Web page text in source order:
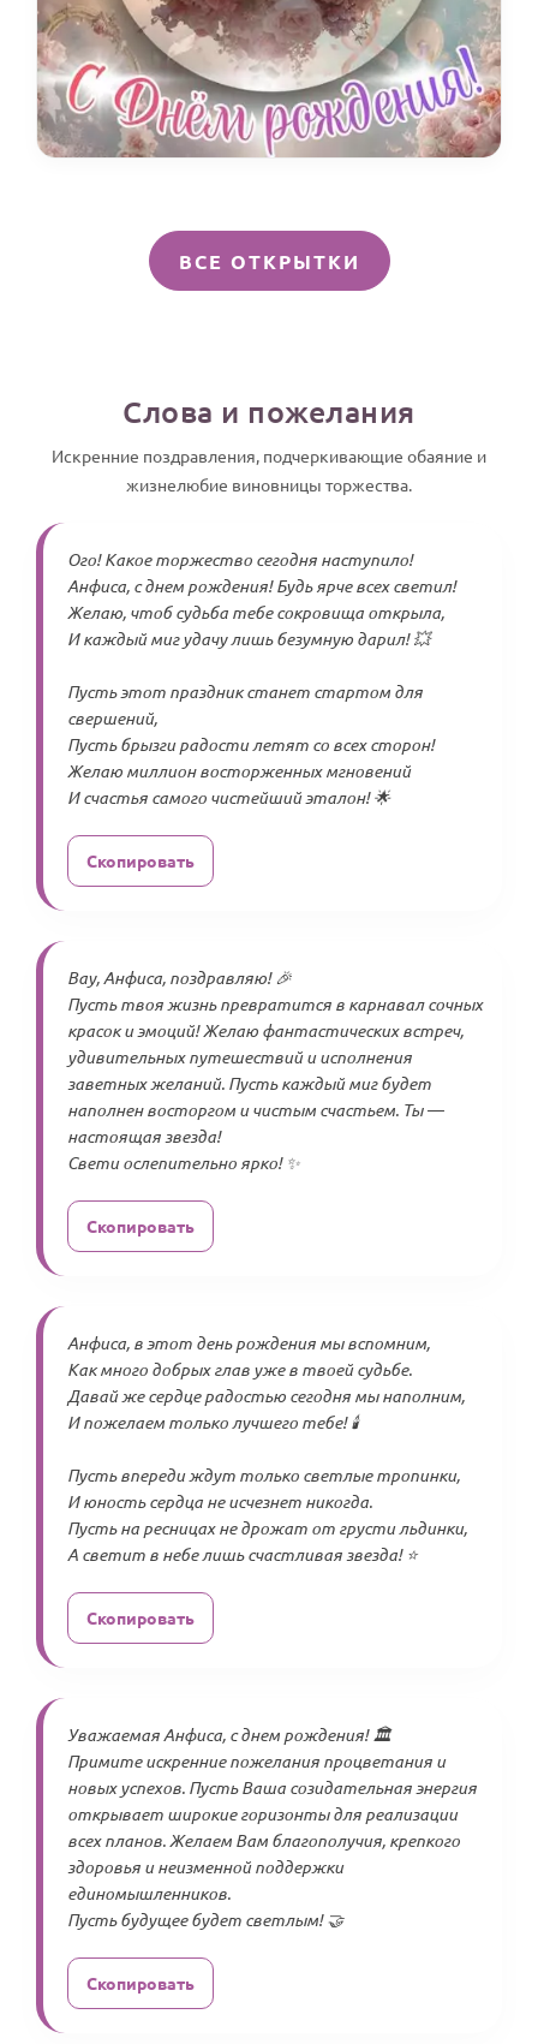
ВСЕ ОТКРЫТКИ
Слова и пожелания
Искренние поздравления, подчеркивающие обаяние и
жизнелюбие виновницы торжества.
Ого! Какое торжество сегодня наступило!
Анфиса, с днем рождения! Будь ярче всех светил!
Желаю, чтоб судьба тебе сокровища открыла,
И каждый миг удачу лишь безумную дарил! 💥
Пусть этот праздник станет стартом для
свершений,
Пусть брызги радости летят со всех сторон!
Желаю миллион восторженных мгновений
И счастья самого чистейший эталон! 🌟
Скопировать
Вау, Анфиса, поздравляю! 🎉
Пусть твоя жизнь превратится в карнавал сочных
красок и эмоций! Желаю фантастических встреч,
удивительных путешествий и исполнения
заветных желаний. Пусть каждый миг будет
наполнен восторгом и чистым счастьем. Ты —
настоящая звезда!
Свети ослепительно ярко! ✨
Скопировать
Анфиса, в этот день рождения мы вспомним,
Как много добрых глав уже в твоей судьбе.
Давай же сердце радостью сегодня мы наполним,
И пожелаем только лучшего тебе! 🕯️
Пусть впереди ждут только светлые тропинки,
И юность сердца не исчезнет никогда.
Пусть на ресницах не дрожат от грусти льдинки,
А светит в небе лишь счастливая звезда! ⭐
Скопировать
Уважаемая Анфиса, с днем рождения! 🏛️
Примите искренние пожелания процветания и
новых успехов. Пусть Ваша созидательная энергия
открывает широкие горизонты для реализации
всех планов. Желаем Вам благополучия, крепкого
здоровья и неизменной поддержки
единомышленников.
Пусть будущее будет светлым! 🤝
Скопировать